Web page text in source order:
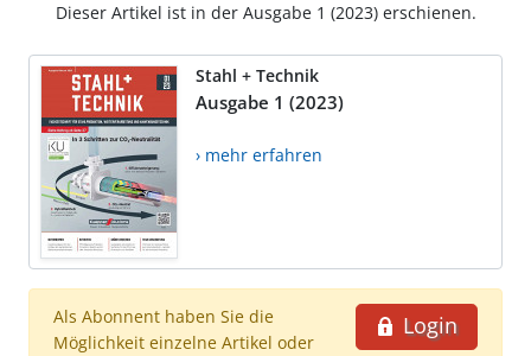
Dieser Artikel ist in der Ausgabe 1 (2023) erschienen.
Stahl + Technik
Ausgabe 1 (2023)
› mehr erfahren
Login
Als Abonnent haben Sie die
Möglichkeit einzelne Artikel oder